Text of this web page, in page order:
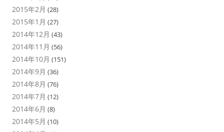
2015年2月 (28)
2015年1月 (27)
2014年12月 (43)
2014年11月 (56)
2014年10月 (151)
2014年9月 (36)
2014年8月 (76)
2014年7月 (12)
2014年6月 (8)
2014年5月 (10)